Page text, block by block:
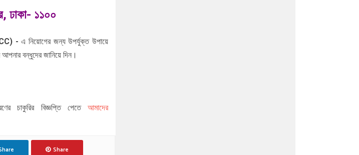
ঢাকা- ১১০০
- এ নিয়োগের জন্য উপর্যুক্ত উপায়ে
বন্ধুদের জানিয়ে দিন।
চাকুরির বিজ্ঞপ্তি পেতে
আমাদের
Share